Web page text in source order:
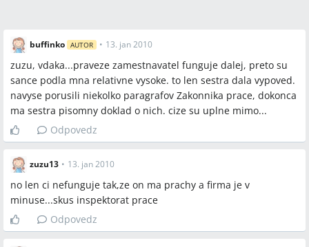
buffinko AUTOR • 13. jan 2010
zuzu, vdaka...praveze zamestnavatel funguje dalej, preto su
sance podla mna relativne vysoke. to len sestra dala vypoved.
navyse porusili niekolko paragrafov Zakonnika prace, dokonca
ma sestra pisomny doklad o nich. cize su uplne mimo...
Odpovedz
zuzu13 • 13. jan 2010
no len ci nefunguje tak,ze on ma prachy a firma je v
minuse...skus inspektorat prace
Odpovedz